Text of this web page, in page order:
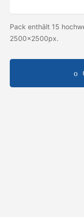
Pack enthält 15
2500x2500px.